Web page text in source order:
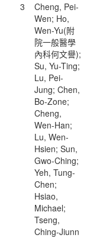
3
Cheng, Pei-
Wen; Ho,
Wen-Yu(附
院一般醫學
內科何文譽);
Su, Yu-Ting;
Lu, Pei-
Jung; Chen,
Bo-Zone;
Cheng,
Wen-Han;
Lu, Wen-
Hsien; Sun,
Gwo-Ching;
Yeh, Tung-
Chen;
Hsiao,
Michael;
Tseng,
Ching-Jiunn